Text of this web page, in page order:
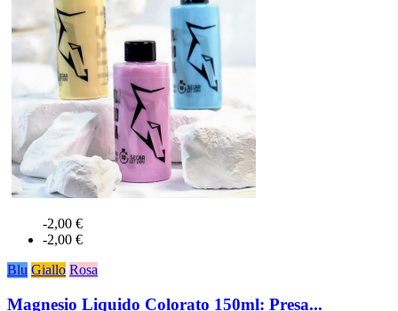
-2,00 €
-2,00 €
Blu Giallo Rosa
Magnesio Liquido Colorato 150ml: Presa...